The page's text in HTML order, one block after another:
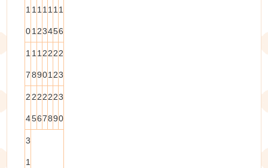
1
0
1
1
1
2
1
3
1
4
1
5
1
6
1
7
1
8
1
9
2
0
2
1
2
2
2
3
2
4
2
5
2
6
2
7
2
8
2
9
3
0
3
1